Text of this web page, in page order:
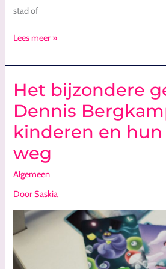
stad of
Lees meer »
Het bijzondere
Dennis
kinderen en hun
weg
Algemeen
DoorSaskia
Het
bijzondere
gezin
van
Bergkamp:
zijn
hun
eigen